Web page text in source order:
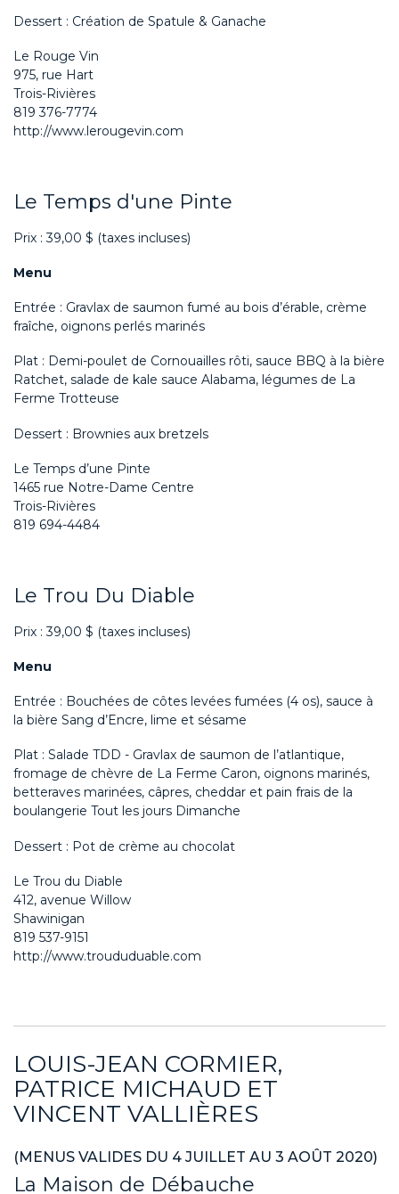
Dessert : Création de Spatule & Ganache
Le Rouge Vin
975, rue Hart
Trois-Rivières
819 376-7774
http://www.lerougevin.com
Le Temps d'une Pinte
Prix : 39,00 $ (taxes incluses)
Menu
Entrée : Gravlax de saumon fumé au bois d’érable, crème
fraîche, oignons perlés marinés
Plat : Demi-poulet de Cornouailles rôti, sauce BBQ à la bière
Ratchet, salade de kale sauce Alabama, légumes de La
Ferme Trotteuse
Dessert : Brownies aux bretzels
Le Temps d’une Pinte
1465 rue Notre-Dame Centre
Trois-Rivières
819 694-4484
Le Trou Du Diable
Prix : 39,00 $ (taxes incluses)
Menu
Entrée : Bouchées de côtes levées fumées (4 os), sauce à
la bière Sang d’Encre, lime et sésame
Plat : Salade TDD - Gravlax de saumon de l’atlantique,
fromage de chèvre de La Ferme Caron, oignons marinés,
betteraves marinées, câpres, cheddar et pain frais de la
boulangerie Tout les jours Dimanche
Dessert : Pot de crème au chocolat
Le Trou du Diable
412, avenue Willow
Shawinigan
819 537-9151
http://www.troududuable.com
LOUIS-JEAN CORMIER,
PATRICE MICHAUD ET
VINCENT VALLIÈRES
(MENUS VALIDES DU 4 JUILLET AU 3 AOÛT 2020)
La Maison de Débauche